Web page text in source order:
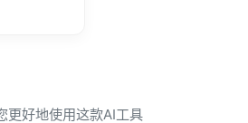
更好地使用这款AI工具